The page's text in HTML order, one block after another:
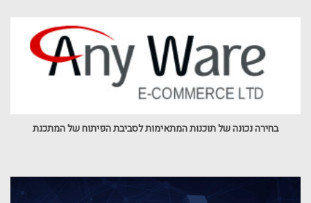
בחירה נכונה של תוכנות המתאימות לסביבת הפיתוח של המתכנת